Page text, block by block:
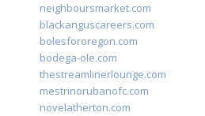
neighboursmarket.com
blackanguscareers.com
bolesfororegon.com
bodega-ole.com
thestreamlinerlounge.com
mestrinorubanofc.com
novelatherton.com